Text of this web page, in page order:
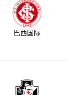
巴西国际